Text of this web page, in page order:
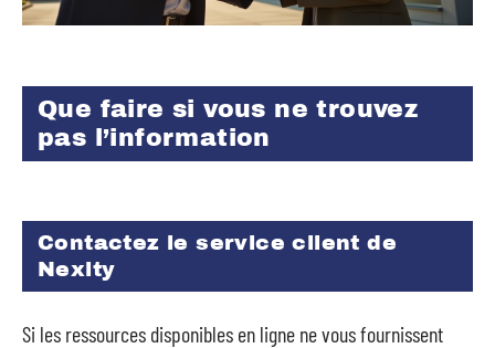
Que faire si vous ne trouvez
pas l’information
Contactez le service client de
Nexity
Si les ressources disponibles en ligne ne vous fournissent